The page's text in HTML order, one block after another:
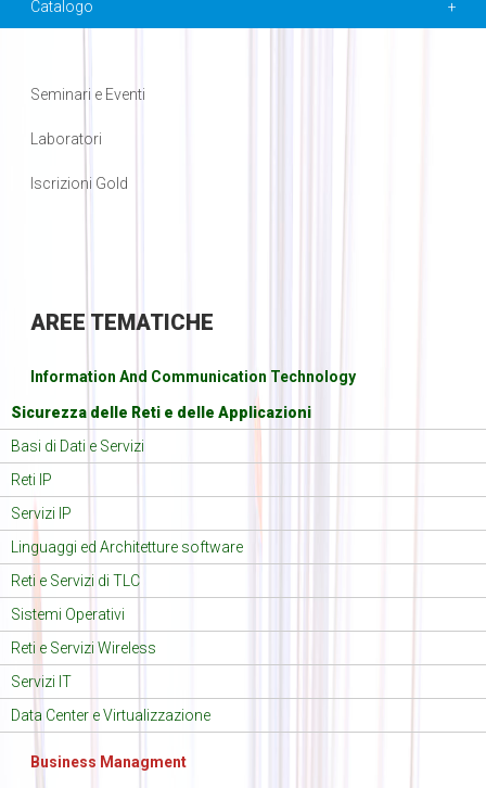
Catalogo
Seminari e Eventi
Laboratori
Iscrizioni Gold
AREE TEMATICHE
Information And Communication Technology
Sicurezza delle Reti e delle Applicazioni
Basi di Dati e Servizi
Reti IP
Servizi IP
Linguaggi ed Architetture software
Reti e Servizi di TLC
Sistemi Operativi
Reti e Servizi Wireless
Servizi IT
Data Center e Virtualizzazione
Business Managment